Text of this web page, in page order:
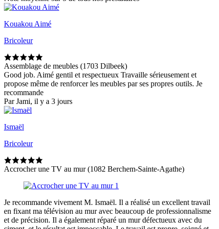
Kouakou Aimé
Bricoleur
Assemblage de meubles (1703 Dilbeek)
Good job. Aimé gentil et respectueux Travaille sérieusement et
propose même de renforcer les meubles par ses propres outils. Je
recommande
Par Jami, il y a 3 jours
Ismaël
Bricoleur
Accrocher une TV au mur (1082 Berchem-Sainte-Agathe)
Je recommande vivement M. Ismaël. Il a réalisé un excellent travail
en fixant ma télévision au mur avec beaucoup de professionnalisme
et de précision. Il a également réparé un mur défectueux avec du